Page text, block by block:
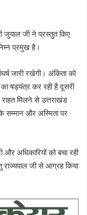
जुयाल जी ने प्रस्तुत किए
प्रमुख है।
जारी रखेगी। अंकिता को
का षड्यंत्र कर रही है दूसरी
राहत मिलने से उत्तराखंड
सम्मान और अस्मिता पर
अधिकारियों को बचा रही
राज्यपाल जी से आग्रह किया